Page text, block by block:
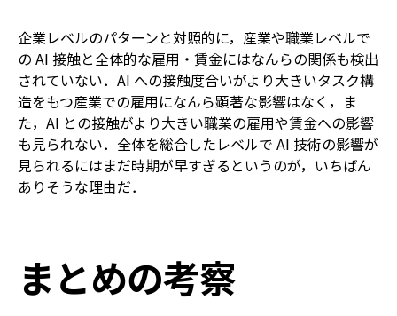
企業レベルのパターンと対照的に，産業や職業レベルで
の AI 接触と全体的な雇用・賃金にはなんらの関係も検出
されていない．AI への接触度合いがより大きいタスク構
造をもつ産業での雇用になんら顕著な影響はなく，ま
た，AI との接触がより大きい職業の雇用や賃金への影響
も見られない．全体を総合したレベルで AI 技術の影響が
見られるにはまだ時期が早すぎるというのが，いちばん
ありそうな理由だ．
まとめの考察